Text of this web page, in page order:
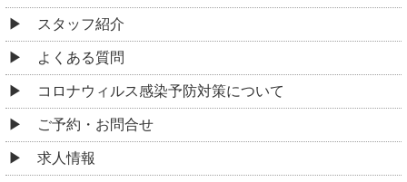
スタッフ紹介
よくある質問
コロナウィルス感染予防対策について
ご予約・お問合せ
求人情報